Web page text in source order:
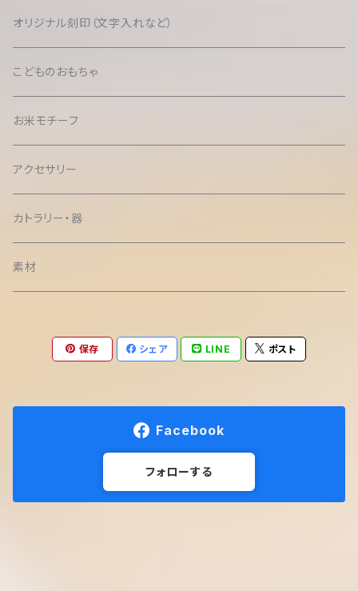
オリジナル刻印（文字入れなど）
こどものおもちゃ
お米モチーフ
アクセサリー
カトラリー・器
素材
保存 シェア LINE ポスト
Facebook
フォローする